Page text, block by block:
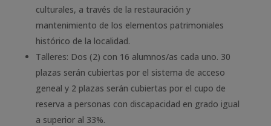
culturales, a través de la restauración y
mantenimiento de los elementos patrimoniales
histórico de la localidad.
Talleres: Dos (2) con 16 alumnos/as cada uno. 30
plazas serán cubiertas por el sistema de acceso
geneal y 2 plazas serán cubiertas por el cupo de
reserva a personas con discapacidad en grado igual
a superior al 33%.